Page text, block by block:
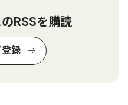
RSSを購読
登録